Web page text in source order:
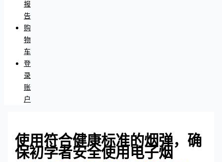
报
告
购
物
车
登
录
账
户
使用符合健康标准的烟弹，确
保初学者安全使用电子烟